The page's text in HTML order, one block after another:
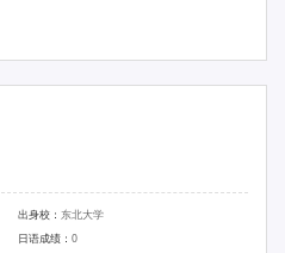
出身校： 东北大学
日语成绩： 0